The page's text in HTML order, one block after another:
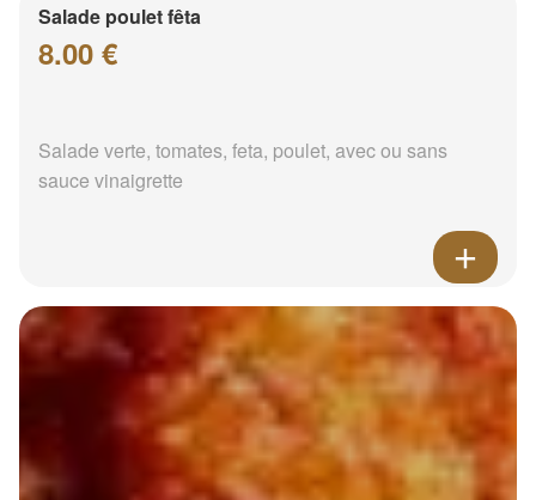
Salade poulet fêta
8.00 €
Salade verte, tomates, feta, poulet, avec ou sans
sauce vinaigrette